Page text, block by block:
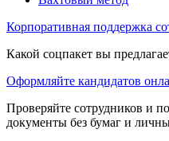
Корпоративная поддержка
Какой соцпакет вы
Оформляйте кандидатов
Проверяйте сотрудников и
документы без бумаг и